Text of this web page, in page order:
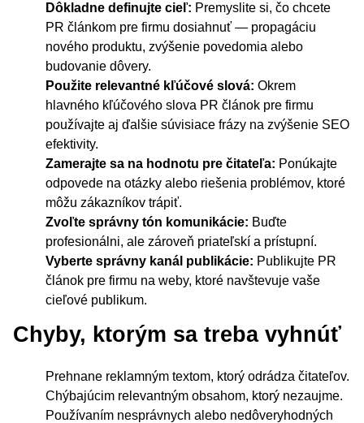
Dôkladne definujte cieľ: Premyslite si, čo chcete
PR článkom pre firmu dosiahnuť — propagáciu
nového produktu, zvýšenie povedomia alebo
budovanie dôvery.
Použite relevantné kľúčové slová: Okrem
hlavného kľúčového slova PR článok pre firmu
používajte aj ďalšie súvisiace frázy na zvýšenie SEO
efektivity.
Zamerajte sa na hodnotu pre čitateľa: Ponúkajte
odpovede na otázky alebo riešenia problémov, ktoré
môžu zákazníkov trápiť.
Zvoľte správny tón komunikácie: Buďte
profesionálni, ale zároveň priateľskí a prístupní.
Vyberte správny kanál publikácie: Publikujte PR
článok pre firmu na weby, ktoré navštevuje vaše
cieľové publikum.
Chyby, ktorým sa treba vyhnúť
Prehnane reklamným textom, ktorý odrádza čitateľov.
Chýbajúcim relevantným obsahom, ktorý nezaujme.
Používaním nesprávnych alebo nedôveryhodných